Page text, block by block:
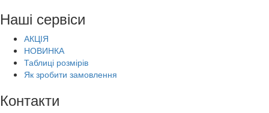
Наші сервіси
АКЦІЯ
НОВИНКА
Таблиці розмірів
Як зробити замовлення
Контакти